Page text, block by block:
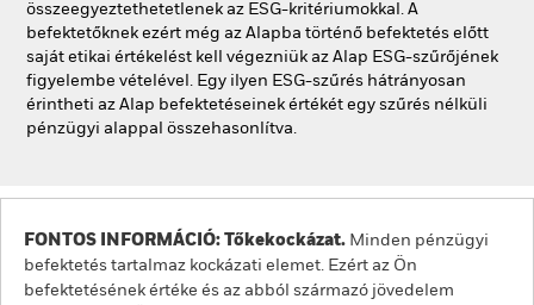
összeegyeztethetetlenek az ESG-kritériumokkal. A
befektetőknek ezért még az Alapba történő befektetés előtt
saját etikai értékelést kell végezniük az Alap ESG-szűrőjének
figyelembe vételével. Egy ilyen ESG-szűrés hátrányosan
érintheti az Alap befektetéseinek értékét egy szűrés nélküli
pénzügyi alappal összehasonlítva.
FONTOS INFORMÁCIÓ: Tőkekockázat. Minden pénzügyi
befektetés tartalmaz kockázati elemet. Ezért az Ön
befektetésének értéke és az abból származó jövedelem